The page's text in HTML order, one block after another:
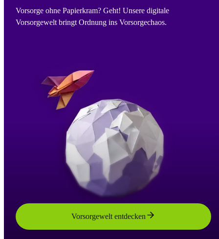
Vorsorge ohne Papierkram? Geht! Unsere digitale
Vorsorgewelt bringt Ordnung ins Vorsorgechaos.
Vorsorgewelt entdecken